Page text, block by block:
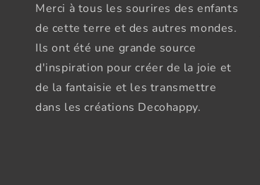
Merci à tous les sourires des enfants
de cette terre et des autres mondes.
Ils ont été une grande source
d'inspiration pour créer de la joie et
de la fantaisie et les transmettre
dans les créations Decohappy.